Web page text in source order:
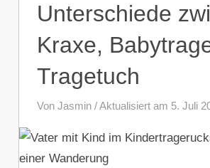
Unterschiede
Kraxe,
Tragetuch
Von Jasmin / Aktualisiert am 5. Juli